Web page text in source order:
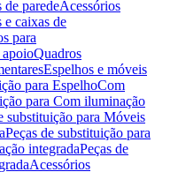
de paredeAcessórios
e caixas de
para
apoioQuadros
Espelhos e móveis
para EspelhoCom
para Com iluminação
substituição para Móveis
Peças de substituição para
integradaPeças de
Acessórios